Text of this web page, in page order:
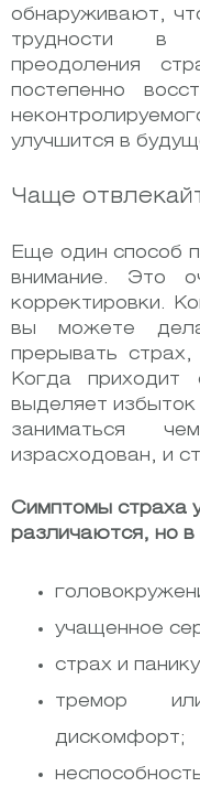
обнаруживают,
трудности в
преодоления
постепенно
улучшится в
Чаще
Еще один способ
внимание. Это
корректировки.
вы можете
прерывать
Когда приходит
выделяет избыток
заниматься
израсходован, и
Симптомы страха
различаются, но
учащенное
страх и
тремор
дискомфорт;